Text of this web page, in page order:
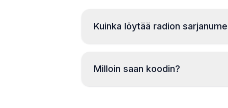
Kuinka löytää radion
Milloin saan koodin?